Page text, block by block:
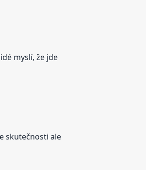
myslí, že jde
skutečnosti ale